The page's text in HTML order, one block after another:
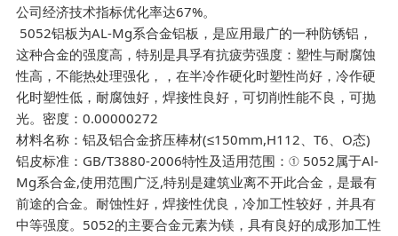
公司经济技术指标优化率达67%。
5052铝板为AL-Mg系合金铝板，是应用最广的一种防锈铝，
这种合金的强度高，特别是具孚有抗疲劳强度：塑性与耐腐蚀
性高，不能热处理强化，，在半冷作硬化时塑性尚好，冷作硬
化时塑性低，耐腐蚀好，焊接性良好，可切削性能不良，可抛
光。密度：0.00000272
材料名称：铝及铝合金挤压棒材(≤150mm,H112、T6、O态)
铝皮标准：GB/T3880-2006特性及适用范围：① 5052属于Al-
Mg系合金,使用范围广泛,特别是建筑业离不开此合金，是最有
前途的合金。耐蚀性好，焊接性优良，冷加工性较好，并具有
中等强度。5052的主要合金元素为镁，具有良好的成形加工性